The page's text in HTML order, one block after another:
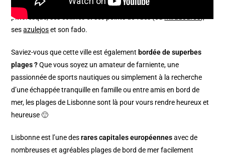
Lisbonne est réputée pour sa richesse culturelle, son architecture
pittoresque, ses collines et ses points de vues (oumiradouros),
sesazulejoset son fado.
Saviez-vous que cette ville est également bordée de superbes
plages ?Que vous soyez un amateur de farniente, une
passionnée de sports nautiques ou simplement à la recherche
d’une échappée tranquille en famille ou entre amis en bord de
mer, les plages de Lisbonne sont là pour vours rendre heureux et
heureuse 🙂
Lisbonne est l’une desrares capitales européennesavec de
nombreuses et agréables plages de bord de mer facilement